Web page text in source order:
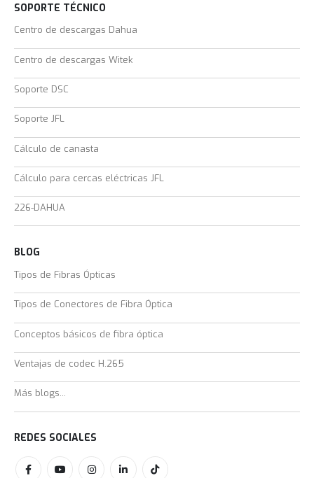
SOPORTE TÉCNICO
Centro de descargas Dahua
Centro de descargas Witek
Soporte DSC
Soporte JFL
Cálculo de canasta
Cálculo para cercas eléctricas JFL
226-DAHUA
BLOG
Tipos de Fibras Ópticas
Tipos de Conectores de Fibra Óptica
Conceptos básicos de fibra óptica
Ventajas de codec H.265
Más blogs...
REDES SOCIALES